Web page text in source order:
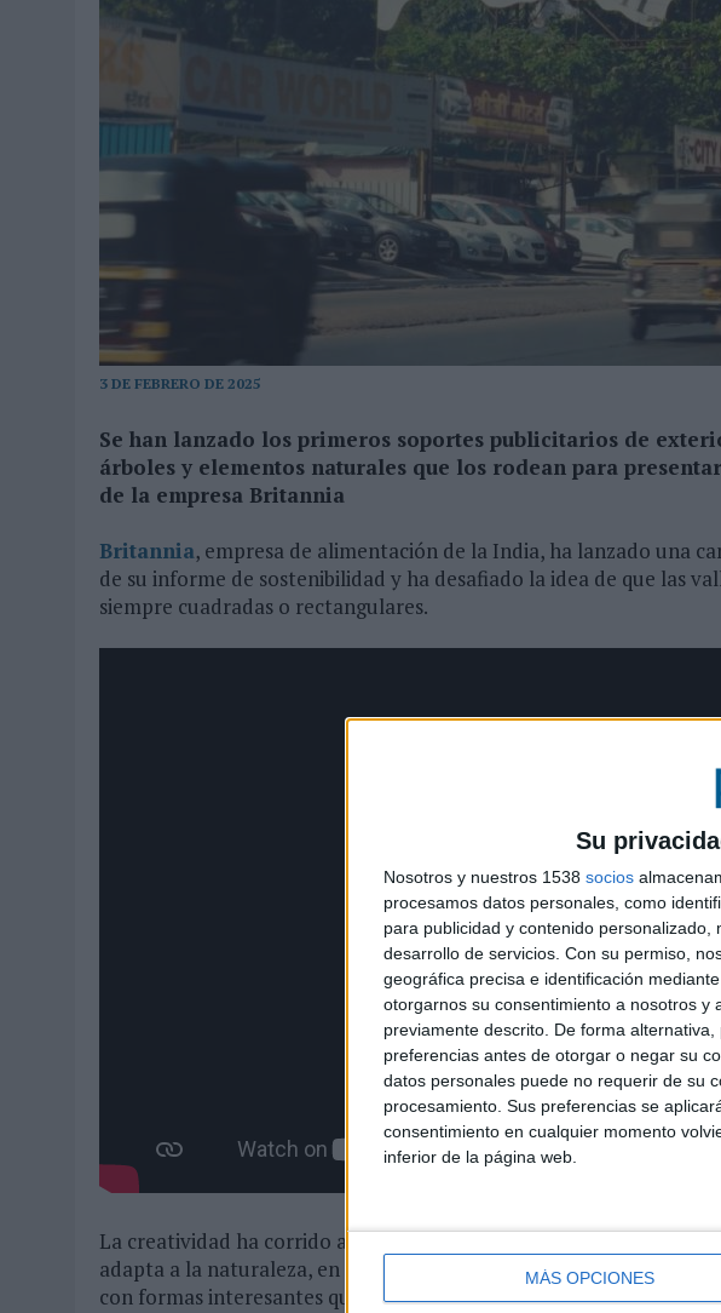
Su
Nosotros y nuestros 1538 socios
procesamos datos personales, como
para publicidad y contenido
desarrollo de servicios. Con su permiso,
geográfica precisa e identificación
otorgarnos su consentimiento a nosotros y
previamente descrito. De forma
preferencias antes de otorgar o negar su
datos personales puede no requerir de su
procesamiento. Sus preferencias se
consentimiento en cualquier momento
inferior de la página web.
MÁS OPCIONES
06/08/2026
FRIGO Y UNIQLO LANZAN UNA COLECCIÓN PERSONALIZABLE INSPIRADA EN CORNETTO,
LA IA ESTÁ SUBIENDO EL LISTÓN DE LA CREATIVIDAD
BEON WORLDWIDE LANZA RAÍZ URBANA PARA TRANSFORMAR EL PATRIMONIO
05/08/2026
FABRA COMUNICACIÓN INCORPORA A CASONÁ Y ASUME LA GESTIÓN DE SUS
05/08/2026
LOPESAN HOTELS & RESORTS ACERCA EL PARAÍSO CANARIO EN SU ÚLTIMA CAMPAÑA
05/08/2026
LUIS ARQUILLOS (BURGO DE ARIAS): “LA CONSTRUCCIÓN DE MARCA A LARGO PLAZO
07/08/2026
‘ALEXIA PUTELLAS X GALAXY Z FOLD8 – SIN LÍMITES’, DE CHEIL SPAIN PARA SAMSUNG
3 DE FEBRERO DE 2025
Se han lanzado los primeros soportes publicitarios de
árboles y elementos naturales que los rodean para
de la empresa Britannia
Britannia, empresa de alimentación de la India, ha lanzado una
de su informe de sostenibilidad y ha desafiado la idea de que las
siempre cuadradas o rectangulares.
La creatividad ha corrido a cargo de la agenciaTalentedy el
adapta a la naturaleza, en lugar de modificarla. Los creativos
con formas interesantes que pudieran dar pie al desarrollo de la